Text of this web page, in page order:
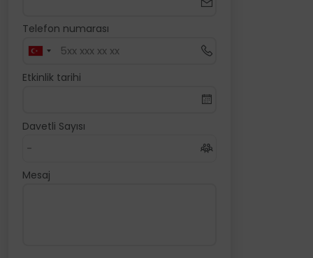
Telefon numarası
Etkinlik tarihi
Davetli Sayısı
Mesaj